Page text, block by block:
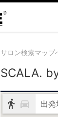
サロン検索マップ
SCALA.
出